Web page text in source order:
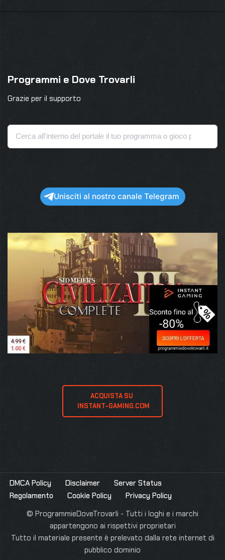
Programmi e Dove Trovarli
Grazie per il supporto
Unisciti al nostro canale Telegram
ACQUISTA SU
INSTANT-GAMING.COM
DMCA Policy Disclaimer
Server Status
Regolamento
Cookie Policy
Privacy Policy
© ProgrammieDoveTrovarli - Tutti i loghi e i marchi
appartengono ai rispettivi proprietari
Tutto il materiale presente è prelevato dalla rete internet di
pubblico dominio